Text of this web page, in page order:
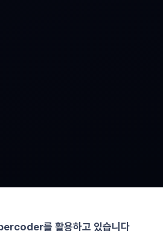
를 활용하고 있습니다